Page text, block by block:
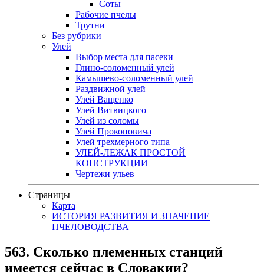
Соты
Рабочие пчелы
Трутни
Без рубрики
Улей
Выбор места для пасеки
Глино-соломенный улей
Камышево-соломенный улей
Раздвижной улей
Улей Ващенко
Улей Витвицкого
Улей из соломы
Улей Прокоповича
Улей трехмерного типа
УЛЕЙ-ЛЕЖАК ПРОСТОЙ
КОНСТРУКЦИИ
Чертежи ульев
Страницы
Карта
ИСТОРИЯ РАЗВИТИЯ И ЗНАЧЕНИЕ
ПЧЕЛОВОДСТВА
563. Сколько племенных станций
имеется сейчас в Словакии?